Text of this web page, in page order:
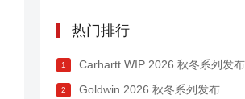
热门排行
1 Carhartt WIP 2026 秋冬系列发布
2 Goldwin 2026 秋冬系列发布